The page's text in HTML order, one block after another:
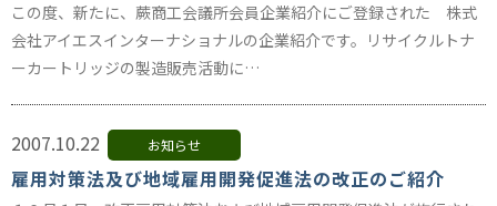
この度、新たに、蕨商工会議所会員企業紹介にご登録された 株式
会社アイエスインターナショナルの企業紹介です。リサイクルトナ
ーカートリッジの製造販売活動に…
2007.10.22 お知らせ
雇用対策法及び地域雇用開発促進法の改正のご紹介